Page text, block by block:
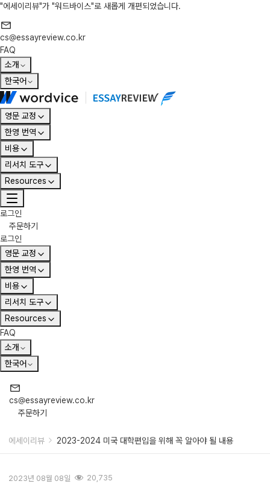
"에세이리뷰"가 "워드바이스"로 새롭게 개편되었습니다.
cs@essayreview.co.kr
FAQ
소개
한국어
영문 교정
한영 번역
비용
리서치 도구
Resources
로그인
주문하기
로그인
영문 교정
한영 번역
비용
리서치 도구
Resources
FAQ
소개
한국어
cs@essayreview.co.kr
주문하기
에세이리뷰 2023-2024 미국 대학편입을 위해 꼭 알아야 될 내용
2023년 08월 08일 20,735